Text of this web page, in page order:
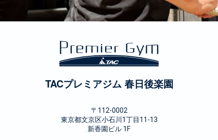
TACプレミアジム 春日後楽園
〒112-0002
東京都文京区小石川1丁目11-13
新香園ビル 1F